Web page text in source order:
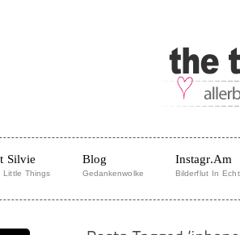
Silvie
Little Things
Blog
Gedankenwolke
Instagr.am
Bilderflut In